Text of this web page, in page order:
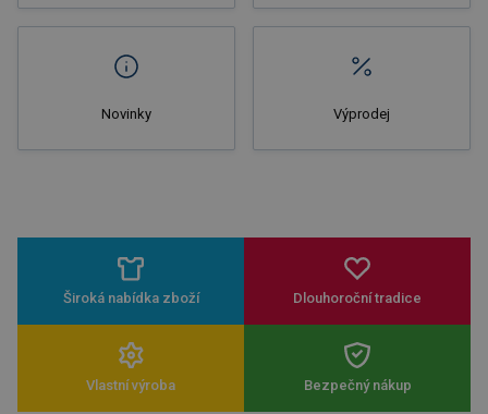
Novinky Výprodej
Široká nabídka zboží Dlouhoroční tradice
Vlastní výroba Bezpečný nákup